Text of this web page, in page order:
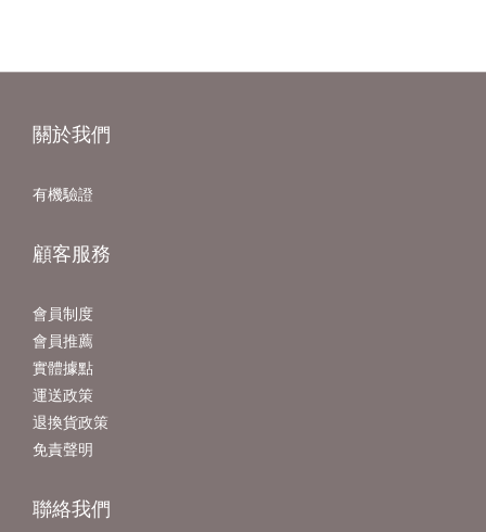
關於我們
有機驗證
顧客服務
會員制度
會員推薦
實體據點
運送政策
退換貨政策
免責聲明
聯絡我們